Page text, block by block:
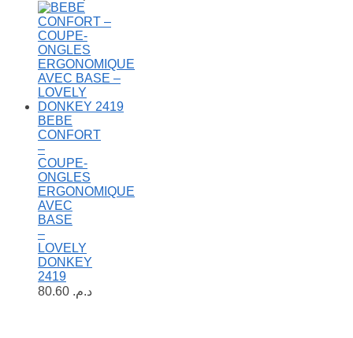
BEBE
CONFORT
–
COUPE-
ONGLES
ERGONOMIQUE
AVEC
BASE
–
LOVELY
DONKEY
2419
د.م.